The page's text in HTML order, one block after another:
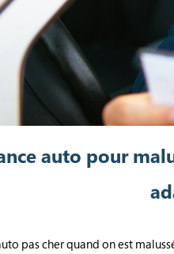
auto pour
pas cher quand on est